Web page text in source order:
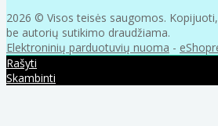
2026 © Visos teisės saugomos.
be autorių sutikimo draudžiama.
Elektroninių parduotuvių nuoma -
Rašyti
Skambinti